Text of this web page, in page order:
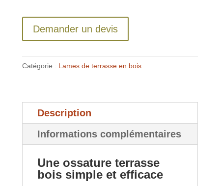
Demander un devis
Catégorie : Lames de terrasse en bois
Description
Informations complémentaires
Une ossature terrasse
bois simple et efficace